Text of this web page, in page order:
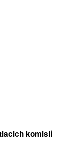
komisií